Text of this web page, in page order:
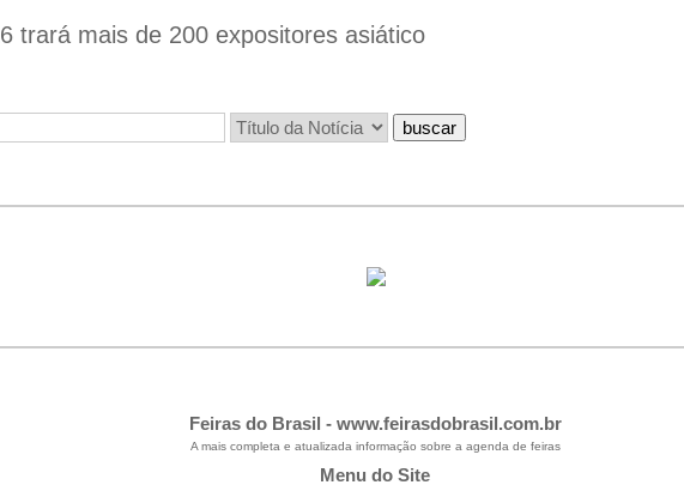
trará mais de 200 expositores asiático
Feiras do Brasil - www.feirasdobrasil.com.br
A mais completa e atualizada informação sobre a agenda de feiras
Menu do Site